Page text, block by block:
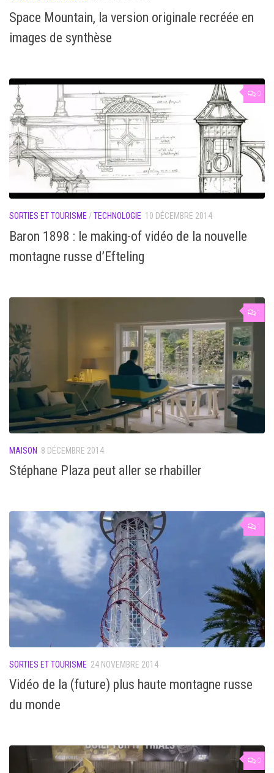
Space Mountain, la version originale recréée en
images de synthèse
0
SORTIES ET TOURISME/TECHNOLOGIE 10 DÉCEMBRE 2014
Baron 1898 : le making-of vidéo de la nouvelle
montagne russe d’Efteling
1
MAISON 8 DÉCEMBRE 2014
Stéphane Plaza peut aller se rhabiller
1
SORTIES ET TOURISME 24 NOVEMBRE 2014
Vidéo de la (future) plus haute montagne russe
du monde
0